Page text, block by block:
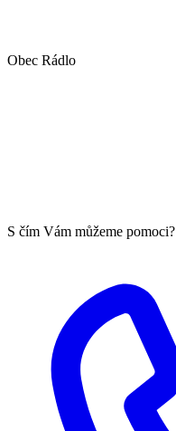
Obec Rádlo
S čím Vám můžeme pomoci?